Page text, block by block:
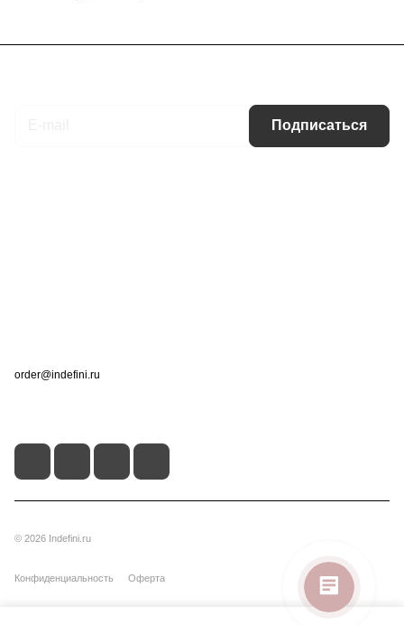
Подписаться
order@indefini.ru
© 2026 Indefini.ru
Конфиденциальность Оферта